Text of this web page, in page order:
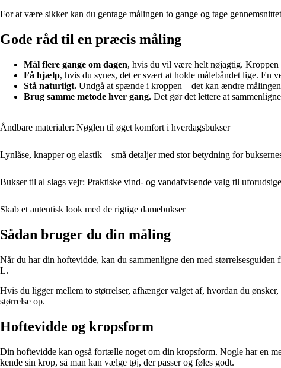
For at være sikker kan du gentage målingen to gange og tage
Gode råd til en præcis måling
Mål flere gange om dagen, hvis du vil være helt nøjagtig.
Få hjælp, hvis du synes, det er svært at holde målebåndet lige. En
Stå naturligt. Undgå at spænde i kroppen – det kan ændre
Brug samme metode hver gang. Det gør det lettere at
Åndbare materialer: Nøglen til øget komfort i hverdagsbukser
Lynlåse, knapper og elastik – små detaljer med stor betydning for
Bukser til al slags vejr: Praktiske vind- og vandafvisende valg til
Skab et autentisk look med de rigtige damebukser
Sådan bruger du din måling
Når du har din hoftevidde, kan du sammenligne den med
L.
Hvis du ligger mellem to størrelser, afhænger valget af, hvordan du
størrelse op.
Hoftevidde og kropsform
Din hoftevidde kan også fortælle noget om din kropsform. Nogle har en
kende sin krop, så man kan vælge tøj, der passer og føles godt.